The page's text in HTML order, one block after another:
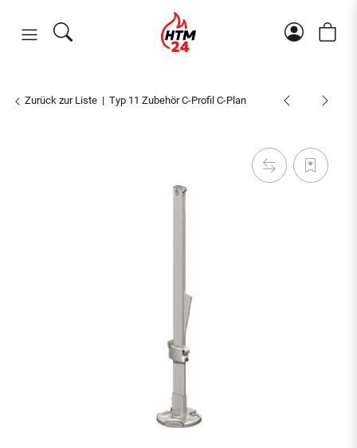
Zurück zur Liste Typ 11 Zubehör C-Profil C-Plan